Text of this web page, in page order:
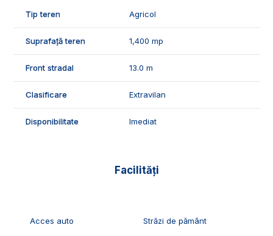
📞Pentru mai multe detalii sau pentru programarea unei
Exclusiv Imobiliare Alba!
ID Exclusiv - 2230547
Tip teren Agricol
Suprafață teren 1,400 mp
Front stradal 13.0 m
Clasificare Extravilan
Disponibilitate Imediat
Facilități
Acces auto Străzi de pământ